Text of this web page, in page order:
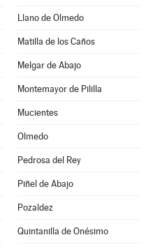
Llano de Olmedo
Matilla de los Caños
Melgar de Abajo
Montemayor de Pililla
Mucientes
Olmedo
Pedrosa del Rey
Piñel de Abajo
Pozaldez
Quintanilla de Onésimo